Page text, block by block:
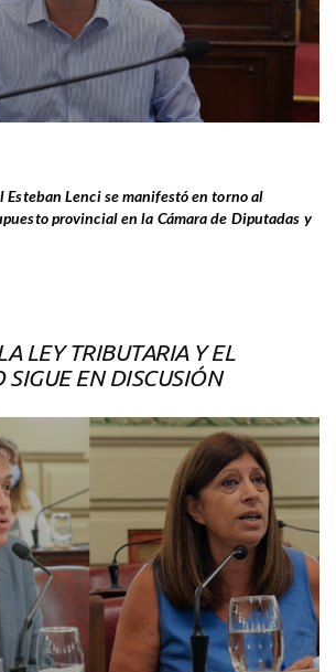
Lenci se manifestó en torno al
provincial en la Cámara de Diputadas y
LEY TRIBUTARIA Y EL
SIGUE EN DISCUSIÓN